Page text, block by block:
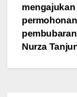
mengajukan
permohonan
Nurza